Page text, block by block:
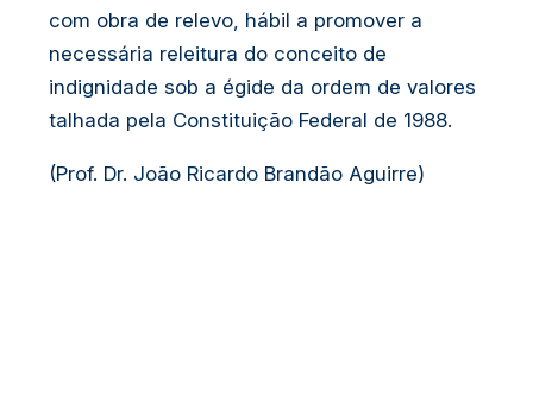
com obra de relevo, hábil a promover a
necessária releitura do conceito de
indignidade sob a égide da ordem de valores
talhada pela Constituição Federal de 1988.
(Prof. Dr. João Ricardo Brandão Aguirre)